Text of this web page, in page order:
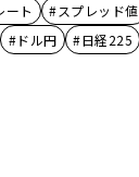
ート #スプレッド値
#ドル円 #日経225